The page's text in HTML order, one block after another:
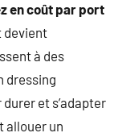
en coût par port
devient
à des
dressing
et s’adapter
allouer un